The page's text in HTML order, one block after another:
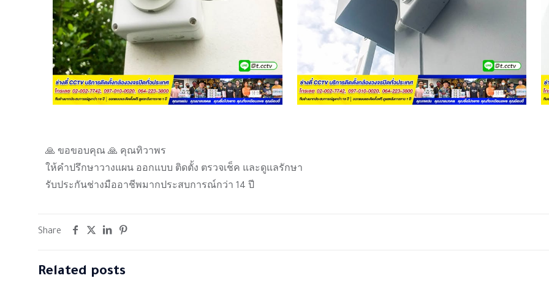
🙏 ขอขอบคุณ 🙏 คุณทิวาพร
ให้คำปรึกษาวางแผน ออกแบบ ติดตั้ง ตรวจเช็ค และดูแลรักษา
รับประกันช่างมืออาชีพมากประสบการณ์กว่า 14 ปี
Share
Related posts